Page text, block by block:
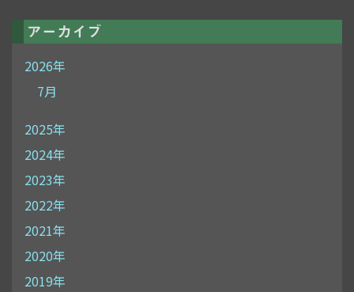
アーカイブ
2026年
7月
2025年
2024年
2023年
2022年
2021年
2020年
2019年